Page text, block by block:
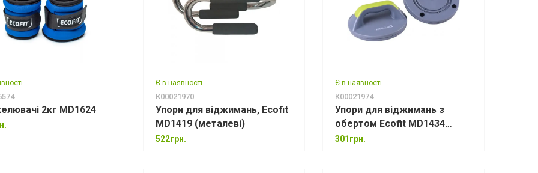
2кг MD1624
Є в наявності
К00021970
Упори для віджимань, Ecofit
MD1419 (металеві)
522грн.
Є в наявності
К00021974
Упори для віджимань з
обертом Ecofit MD1434
PP+ABS
301грн.